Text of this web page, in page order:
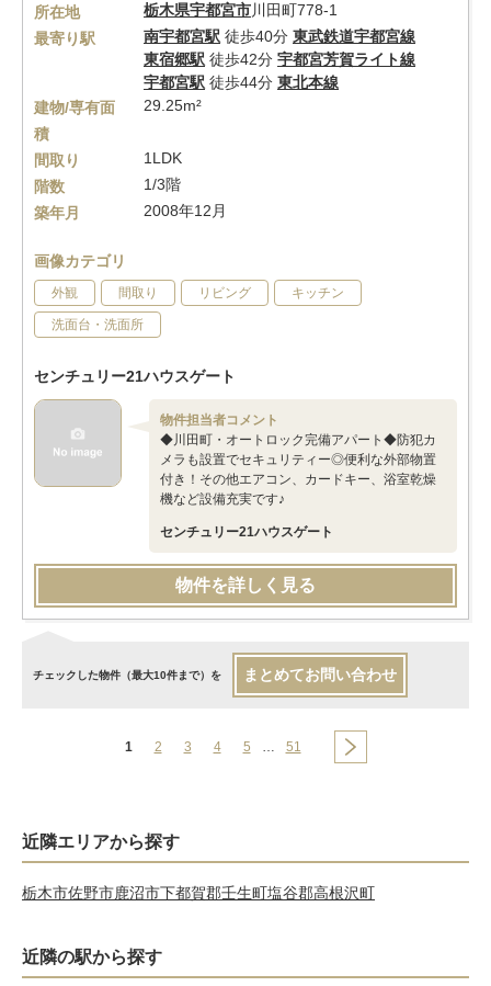
所在地
栃木県宇都宮市川田町778-1
最寄り駅
南宇都宮駅 徒歩40分 東武鉄道宇都宮線
東宿郷駅 徒歩42分 宇都宮芳賀ライト線
宇都宮駅 徒歩44分 東北本線
建物/専有面
積
29.25m²
間取り
1LDK
階数
1/3階
築年月
2008年12月
画像カテゴリ
外観 間取り リビング キッチン
洗面台・洗面所
センチュリー21ハウスゲート
物件担当者コメント
◆川田町・オートロック完備アパート◆防犯カ
メラも設置でセキュリティー◎便利な外部物置
付き！その他エアコン、カードキー、浴室乾燥
機など設備充実です♪
センチュリー21ハウスゲート
物件を詳しく見る
チェックした物件（最大10件まで）を まとめてお問い合わせ
1 2 3 4 5 … 51
近隣エリアから探す
栃木市佐野市鹿沼市下都賀郡壬生町塩谷郡高根沢町
近隣の駅から探す